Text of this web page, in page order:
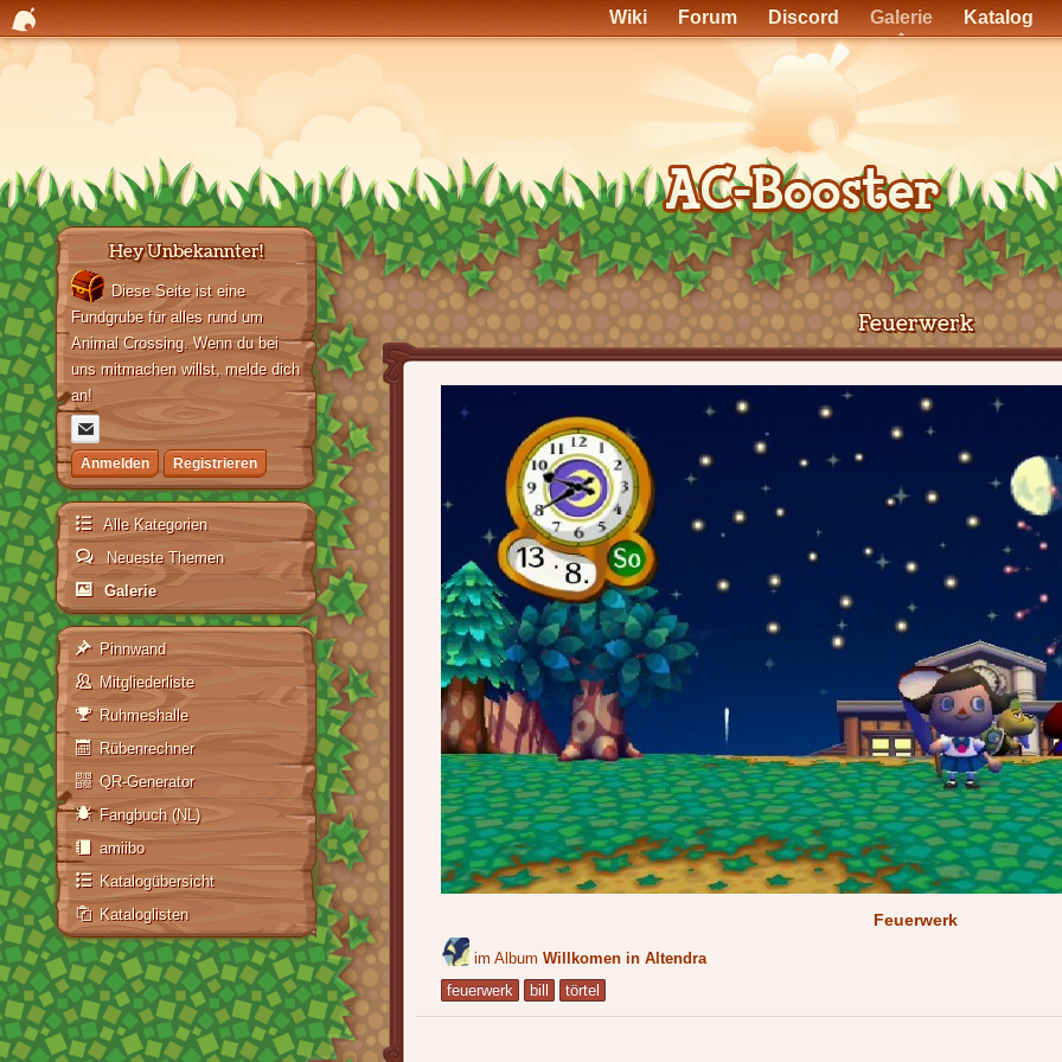
Wiki Forum Discord Galerie Katalog
Hey Unbekannter!
Diese Seite ist eine
Fundgrube für alles rund um
Animal Crossing. Wenn du bei
uns mitmachen willst, melde dich
an!
Anmelden Registrieren
Alle Kategorien
Neueste Themen
Galerie
Pinnwand
Mitgliederliste
Ruhmeshalle
Rübenrechner
QR-Generator
Fangbuch (NL)
amiibo
Katalogübersicht
Kataloglisten
Feuerwerk
Feuerwerk
im Album Willkomen in Altendra
feuerwerk
bill törtel